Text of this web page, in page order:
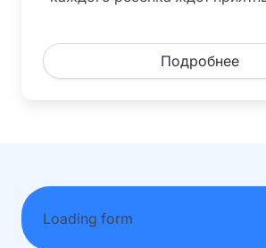
Подробнее
Loading form